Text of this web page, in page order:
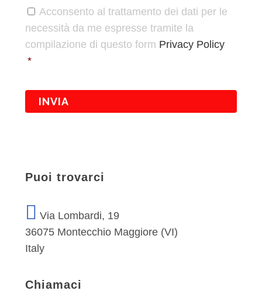
* Acconsento al trattamento dei dati per le
necessità da me espresse tramite la
compilazione di questo form Privacy Policy
*
Puoi trovarci
Via Lombardi, 19
36075 Montecchio Maggiore (VI)
Italy
Chiamaci